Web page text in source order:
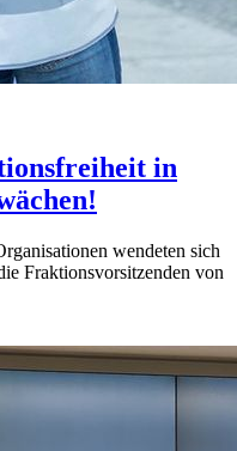
in
wendeten sich
Fraktionsvorsitzenden von